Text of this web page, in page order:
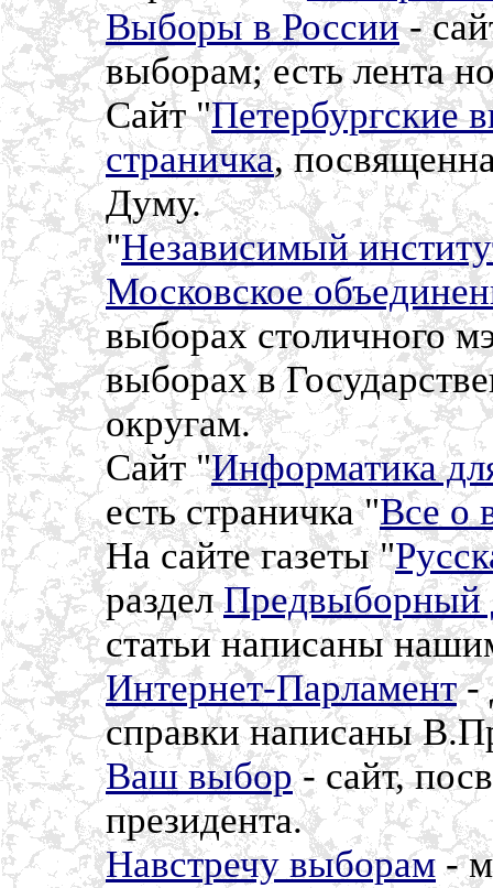
Выборы в России-
выборам; есть лента
Сайт "Петербургские
страничка,
Думу.
"Независимый
Московское
выборах столичного
выборах в
округам.
Сайт "Информатика
есть страничка "Все о
На сайте газеты "
разделПредвыборный
статьи написаны
Интернет-Парламент-
справки написаны
Ваш выбор- сайт,
президента.
Навстречу выборам-